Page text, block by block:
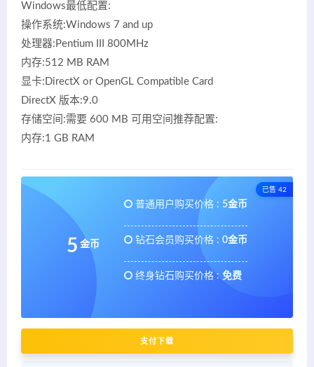
Windows最低配置:
操作系统:Windows 7 and up
处理器:Pentium III 800MHz
内存:512 MB RAM
显卡:DirectX or OpenGL Compatible Card
DirectX 版本:9.0
存储空间:需要 600 MB 可用空间推荐配置:
内存:1 GB RAM
已售 42
5 金币
普通用户购买价格 : 5金币
钻石会员购买价格 : 0金币
终身钻石购买价格 : 免费
支付下载